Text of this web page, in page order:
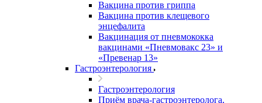
Вакцина против гриппа
Вакцина против клещевого
энцефалита
Вакцинация от пневмококка
вакцинами «Пневмовакс 23» и
«Превенар 13»
Гастроэнтерология
Гастроэнтерология
Приём врача-гастроэнтеролога,